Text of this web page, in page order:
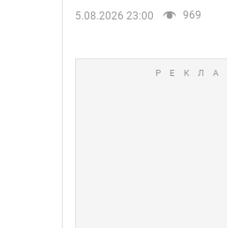
5.08.2026 23:00 969